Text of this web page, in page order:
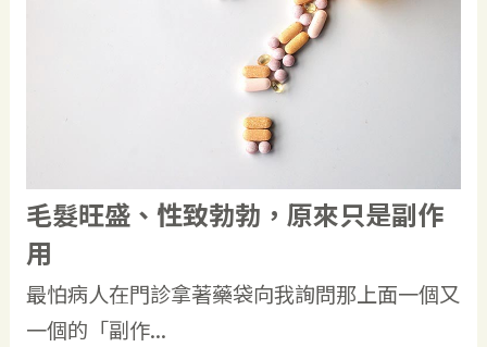
毛髮旺盛、性致勃勃，原來只是副作
用
最怕病人在門診拿著藥袋向我詢問那上面一個又
一個的「副作...